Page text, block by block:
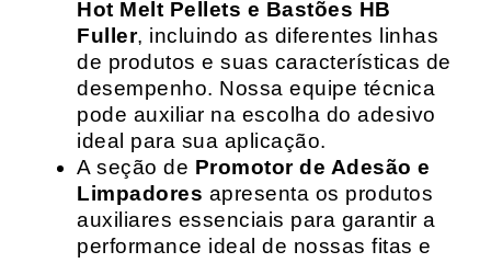
Hot Melt Pellets e Bastões HB
Fuller, incluindo as diferentes linhas
de produtos e suas características de
desempenho. Nossa equipe técnica
pode auxiliar na escolha do adesivo
ideal para sua aplicação.
A seção de Promotor de Adesão e
Limpadores apresenta os produtos
auxiliares essenciais para garantir a
performance ideal de nossas fitas e